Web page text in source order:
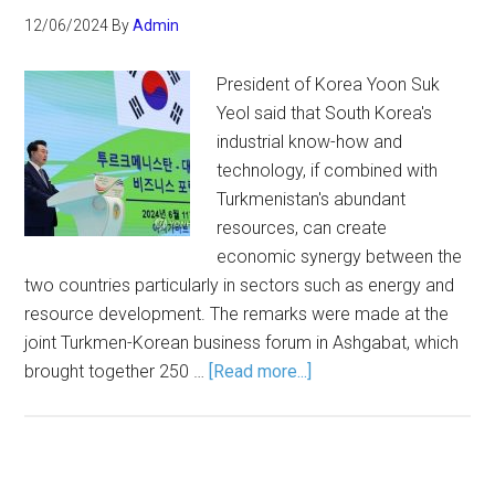
12/06/2024 ByAdmin
President of Korea Yoon Suk
Yeol said that South Korea's
industrial know-how and
technology, if combined with
Turkmenistan's abundant
resources, can create
economic synergy between the
two countries particularly in sectors such as energy and
resource development. The remarks were made at the
joint Turkmen-Korean business forum in Ashgabat, which
brought together 250 … [Read more...]